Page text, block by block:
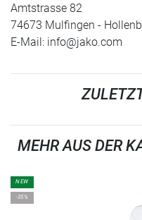
Amtstrasse 82
74673 Mulfingen -
E-Mail: info@jako.com
MEHR AUS DER
NEW
-35%